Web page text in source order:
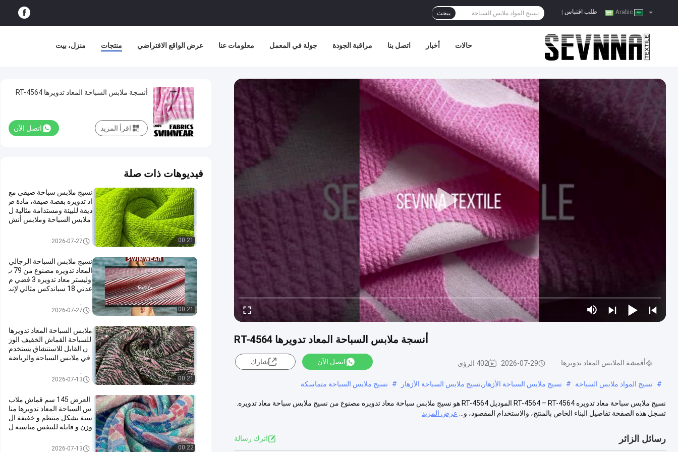
طلب اقتباس يبحث
منزل، بيت منتجات عرض الواقع الافتراضي معلومات عنا جولة في المعمل مراقبة الجودة اتصل بنا أخبار حالات
أنسجة ملابس السباحة المعاد تدويرها RT-4564
أقمشة الملابس المعاد تدويرها 2026-07-29 402 الرؤى اتصل الآن شارك
# نسيج المواد ملابس السباحة # نسيج ملابس السباحة الأزهار,نسيج ملابس السباحة الأزهار # نسيج ملابس السباحة متماسكة
نسيج ملابس سباحة معاد تدويره RT-4564 – RT-4564 الموديل RT-4564 هو نسيج ملابس سباحة معاد تدويره مصنوع من نسيج ملابس سباحة معاد تدويره.
تسجل هذه الصفحة تفاصيل البناء الخاص بالمنتج، والاستخدام المقصود، و...
عرض المزيد
رسائل الزائر اترك رسالة
أنسجة ملابس السباحة المعاد تدويرها RT-4564
اتصل الآن اقرأ المزيد
فيديوهات ذات صلة
00:21
نسيج ملابس سباحة صيفي مع
اد تدويره بقصة ضيقة، مادة ص
ديقة للبيئة ومستدامة مثالية ل
ملابس السباحة وملابس أنش
أقمشة الملابس المعاد تدويرها
2026-07-27
00:21
نسيج ملابس السباحة الرجالي
المعاد تدويره مصنوع من 79 ب
وليستر معاد تدويره 3 فضي م
عدني 18 سباندكس مثالي لإنت
أقمشة الملابس المعاد تدويرها
2026-07-27
00:21
ملابس السباحة المعاد تدويرها
للسباحة القماش الخفيف الوز
ن القابل للاستنشاق يستخدم
في ملابس السباحة والرياضة
أقمشة الملابس المعاد تدويرها
2026-07-13
00:22
العرض 145 سم قماش ملاب
س السباحة المعاد تدويرها منا
سبة بشكل منتظم و خفيفة ال
وزن و قابلة للتنفس مناسبة ل
أقمشة الملابس المعاد تدويرها
2026-07-13